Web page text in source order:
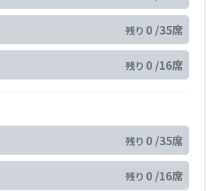
残り 0 /35席
残り 0 /16席
残り 0 /35席
残り 0 /16席